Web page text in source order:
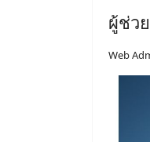
ผู้ช่ว
Web